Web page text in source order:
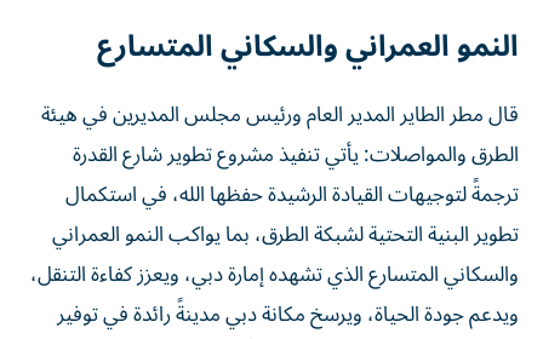
النمو العمراني والسكاني المتسارع
قال مطر الطاير المدير العام ورئيس مجلس المديرين في هيئة
الطرق والمواصلات: يأتي تنفيذ مشروع تطوير شارع القدرة
ترجمةً لتوجيهات القيادة الرشيدة حفظها الله، في استكمال
تطوير البنية التحتية لشبكة الطرق، بما يواكب النمو العمراني
والسكاني المتسارع الذي تشهده إمارة دبي، ويعزز كفاءة التنقل،
ويدعم جودة الحياة، ويرسخ مكانة دبي مدينةً رائدة في توفير